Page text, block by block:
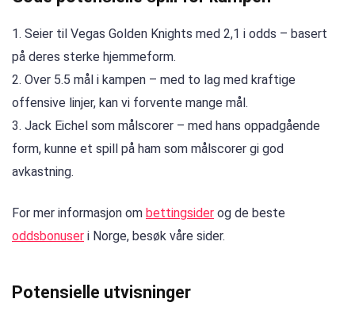
1. Seier til Vegas Golden Knights med 2,1 i odds – basert
på deres sterke hjemmeform.
2. Over 5.5 mål i kampen – med to lag med kraftige
offensive linjer, kan vi forvente mange mål.
3. Jack Eichel som målscorer – med hans oppadgående
form, kunne et spill på ham som målscorer gi god
avkastning.
For mer informasjon om bettingsider og de beste
oddsbonuser i Norge, besøk våre sider.
Potensielle utvisninger